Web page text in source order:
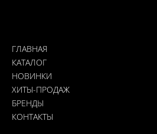
ГЛАВНАЯ
КАТАЛОГ
НОВИНКИ
ХИТЫ-ПРОДАЖ
БРЕНДЫ
КОНТАКТЫ